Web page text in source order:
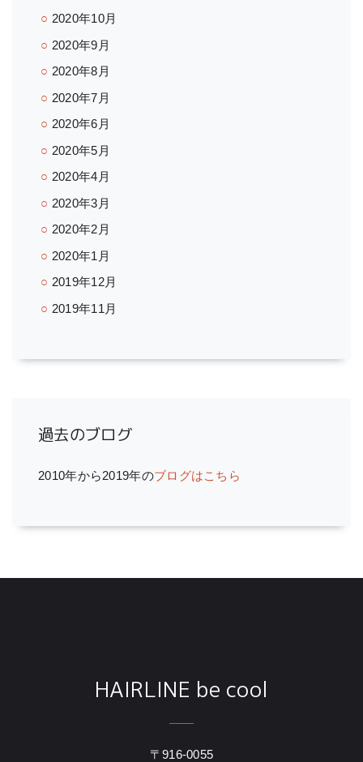
2020年10月
2020年9月
2020年8月
2020年7月
2020年6月
2020年5月
2020年4月
2020年3月
2020年2月
2020年1月
2019年12月
2019年11月
過去のブログ
2010年から2019年のブログはこちら
HAIRLINE be cool
〒916-0055